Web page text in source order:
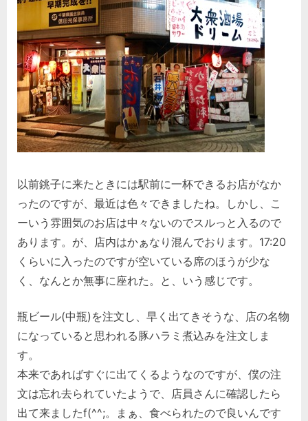
以前銚子に来たときには駅前に一杯できるお店がなか
ったのですが、最近は色々できましたね。しかし、こ
ーいう雰囲気のお店は中々ないのでスルっと入るので
あります。が、店内はかぁなり混んでおります。17:20
くらいに入ったのですが空いている席のほうが少な
く、なんとか無事に座れた。と、いう感じです。
瓶ビール(中瓶)を注文し、早く出てきそうな、店の名物
になっていると思われる豚ハラミ煮込みを注文しま
す。
本来であればすぐに出てくるようなのですが、僕の注
文は忘れ去られていたようで、店員さんに確認したら
出て来ましたf(^^;。まぁ、食べられたので良いんです